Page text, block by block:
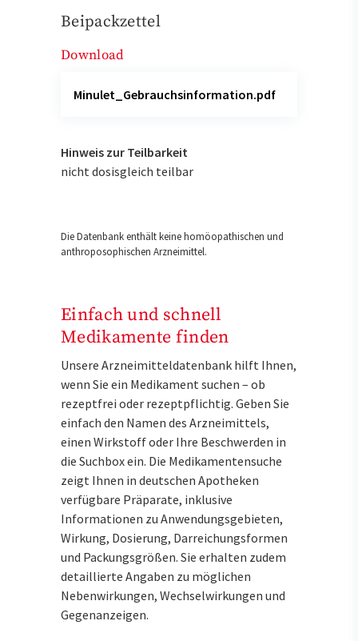
Beipackzettel
Download
Minulet_Gebrauchsinformation.pdf
Hinweis zur Teilbarkeit
nicht dosisgleich teilbar
Die Datenbank enthält keine homöopathischen und
anthroposophischen Arzneimittel.
Einfach und schnell
Medikamente finden
Unsere Arzneimitteldatenbank hilft Ihnen,
wenn Sie ein Medikament suchen – ob
rezeptfrei oder rezeptpflichtig. Geben Sie
einfach den Namen des Arzneimittels,
einen Wirkstoff oder Ihre Beschwerden in
die Suchbox ein. Die Medikamentensuche
zeigt Ihnen in deutschen Apotheken
verfügbare Präparate, inklusive
Informationen zu Anwendungsgebieten,
Wirkung, Dosierung, Darreichungsformen
und Packungsgrößen. Sie erhalten zudem
detaillierte Angaben zu möglichen
Nebenwirkungen, Wechselwirkungen und
Gegenanzeigen.